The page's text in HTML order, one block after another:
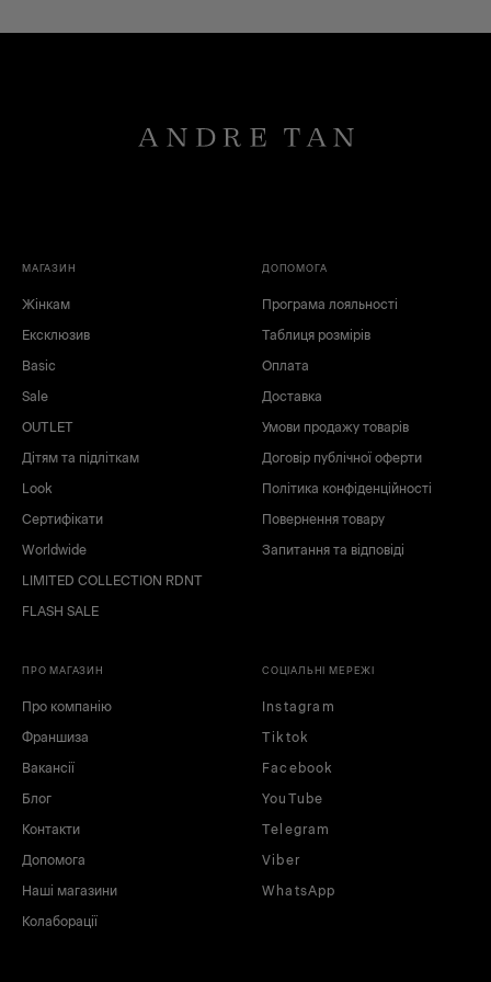
зелений
синій
МАГАЗИН
Жінкам
Ексклюзив
Basic
Sale
OUTLET
Дітям та підліткам
Look
Сертифікати
Worldwide
LIMITED COLLECTION RDNT
FLASH SALE
ДОПОМОГА
Програма лояльності
Таблиця розмірів
Оплата
Доставка
Умови продажу товарів
Договір публічної оферти
Політика конфіденційності
Повернення товару
Запитання та відповіді
ПРО МАГАЗИН
Про компанію
Франшиза
Вакансії
Блог
Контакти
Допомога
Наші магазини
Колаборації
СОЦІАЛЬНІ МЕРЕЖІ
Instagram
Tiktok
Facebook
YouTube
Telegram
Viber
WhatsApp